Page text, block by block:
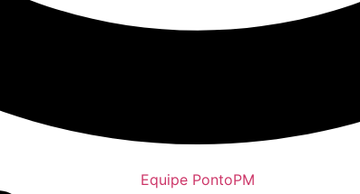
Equipe PontoPM